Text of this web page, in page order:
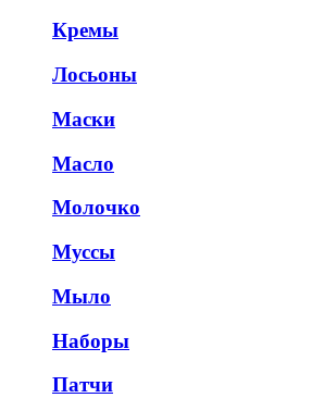
Кремы
Лосьоны
Маски
Масло
Молочко
Муссы
Мыло
Наборы
Патчи